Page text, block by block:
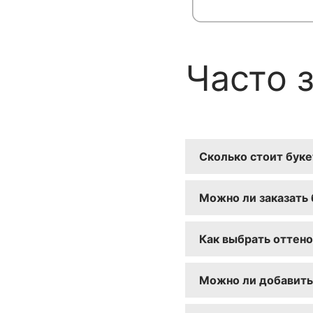
Часто
Сколько стоит
начинается от
Можно ли заказать
Как выбрать
заказа. Мы
Можно ли добавить